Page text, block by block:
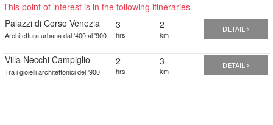
This point of interest is in the following itineraries
Palazzi di Corso Venezia
Architettura urbana dal '400 al '900
3
hrs
2
km
DETAIL
Villa Necchi Campiglio
Tra i gioielli architettonici del '900
2
hrs
3
km
DETAIL